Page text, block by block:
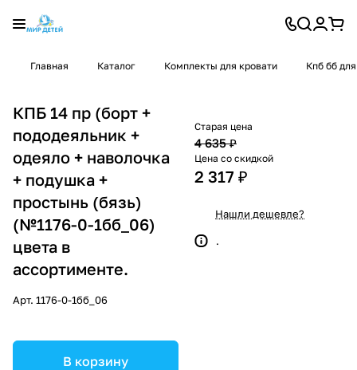
Главная Каталог Комплекты для кровати Кпб бб
КПБ 14 пр (борт +
пододеяльник +
одеяло + наволочка
+ подушка +
простынь (бязь)
(№1176-0-1бб_06)
цвета в
ассортименте.
Арт. 1176-0-1бб_06
В корзину
Старая цена
4 635 ₽
Цена со скидкой
2 317 ₽
Нашли дешевле?
.